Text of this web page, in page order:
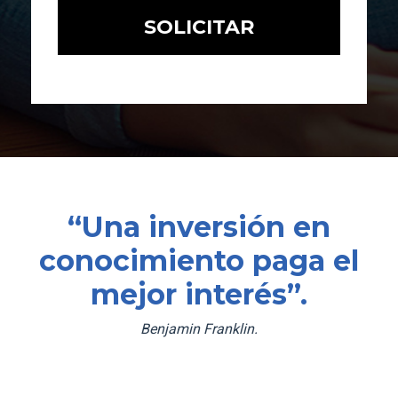
“Una inversión en
conocimiento paga el
mejor interés”.
Benjamin Franklin.